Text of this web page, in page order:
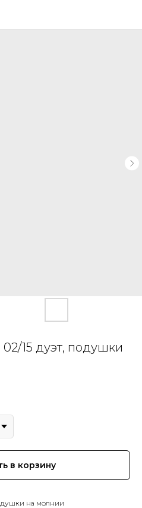
15 дуэт, подушки
в корзину
на молнии